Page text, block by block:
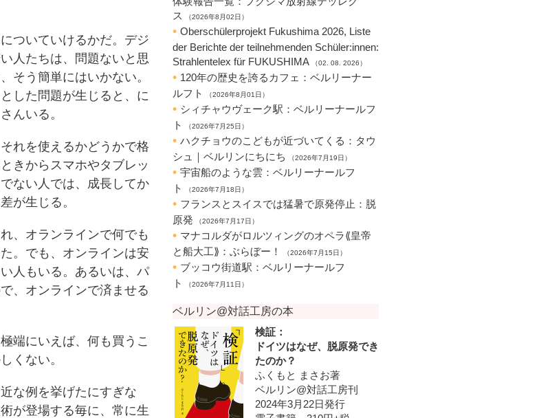
ついていけるかだ。デジ
人たちは、問題ないと思
そう簡単にはいかない。
した問題が生じると、に
んいる。
れを使えるかどうかで格
きからスマホやタブレッ
ない人では、成長してか
が生じる。
、オランラインで何でも
。でも、オンラインは安
人もいる。あるいは、パ
、オンラインで済ませる
端にいえば、何も買うこ
くない。
な例を挙げたにすぎな
が登場する毎に、常に生